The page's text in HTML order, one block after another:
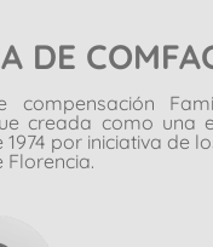
DE
compensación
creada como una
1974 por iniciativa de
Florencia.